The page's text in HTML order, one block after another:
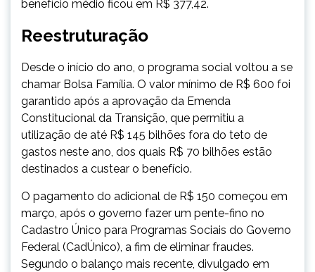
benefício médio ficou em R$ 377,42.
Reestruturação
Desde o início do ano, o programa social voltou a se
chamar Bolsa Família. O valor mínimo de R$ 600 foi
garantido após a aprovação da Emenda
Constitucional da Transição, que permitiu a
utilização de até R$ 145 bilhões fora do teto de
gastos neste ano, dos quais R$ 70 bilhões estão
destinados a custear o benefício.
O pagamento do adicional de R$ 150 começou em
março, após o governo fazer um pente-fino no
Cadastro Único para Programas Sociais do Governo
Federal (CadÚnico), a fim de eliminar fraudes.
Segundo o balanço mais recente, divulgado em